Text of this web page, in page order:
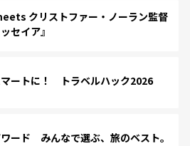
クリストファー・ノーラン監督
セイア』
ートに！ トラベルハック2026
ード みんなで選ぶ、旅のベスト。